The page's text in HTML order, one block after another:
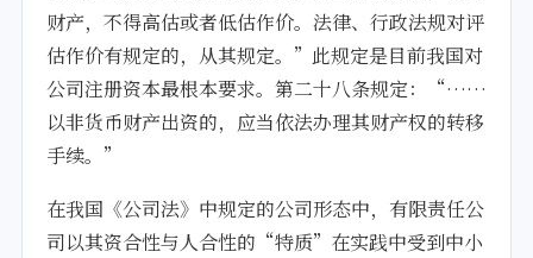
财产，不得高估或者低估作价。法律、行政法规对评
估作价有规定的，从其规定。”此规定是目前我国对
公司注册资本最根本要求。第二十八条规定：“……
以非货币财产出资的，应当依法办理其财产权的转移
手续。”
在我国《公司法》中规定的公司形态中，有限责任公
司以其资合性与人合性的“特质”在实践中受到中小